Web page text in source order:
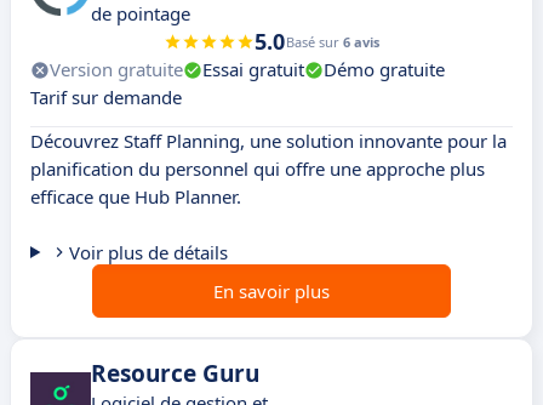
de pointage
5.0Basé sur 6 avis
Version gratuite Essai gratuit
Démo gratuite
Tarif sur demande
Découvrez Staff Planning, une solution innovante pour la
planification du personnel qui offre une approche plus
efficace que Hub Planner.
Voir plus de détails
En savoir plus
Resource Guru